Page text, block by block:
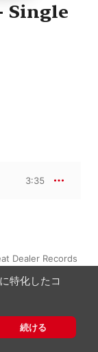
Single
3:35
Dealer Records
特化したコ
続ける